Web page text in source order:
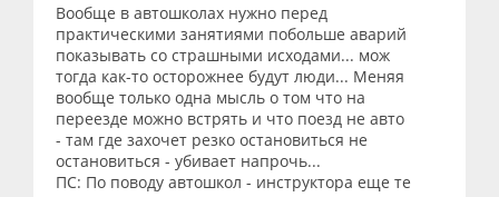
Вообще в автошколах нужно перед
практическими занятиями побольше аварий
показывать со страшными исходами... мож
тогда как-то осторожнее будут люди... Меняя
вообще только одна мысль о том что на
переезде можно встрять и что поезд не авто
- там где захочет резко остановиться не
остановиться - убивает напрочь...
ПС: По поводу автошкол - инструктора еще те